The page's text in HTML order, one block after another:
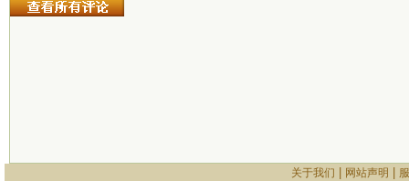
关于我们 网站声明